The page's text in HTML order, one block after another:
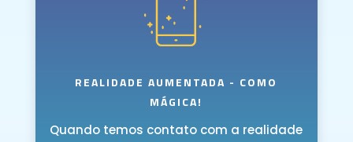
REALIDADE AUMENTADA - COMO
MÁGICA!
Quando temos contato com a realidade